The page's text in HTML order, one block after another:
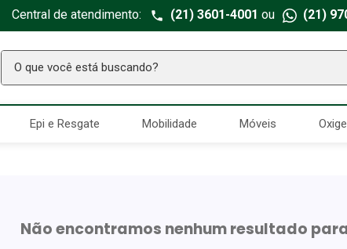
Central de atendimento: (21) 3601-4001 ou (21)
O que você está buscando?
Epi e Resgate Mobilidade Móveis
Não encontramos nenhum resultado
TERMOS MAIS BUSCADOS
Seringa Insulina
Aparelho Pressão